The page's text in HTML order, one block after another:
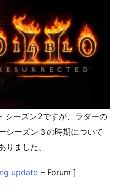
シーズン2ですが、ラダーの
シーズン３の時期について
ました。
update – Forum ]